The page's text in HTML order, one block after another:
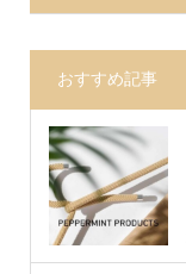
おすすめ記事